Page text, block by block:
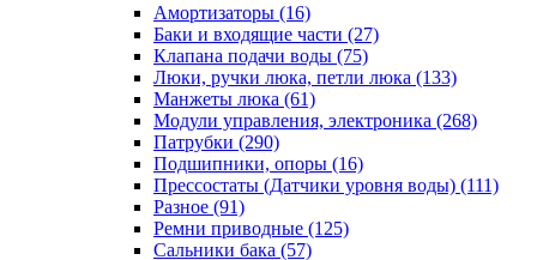
Амортизаторы (16)
Баки и входящие части (27)
Клапана подачи воды (75)
Люки, ручки люка, петли люка (133)
Манжеты люка (61)
Модули управления, электроника (268)
Патрубки (290)
Подшипники, опоры (16)
Прессостаты (Датчики уровня воды) (111)
Разное (91)
Ремни приводные (125)
Сальники бака (57)